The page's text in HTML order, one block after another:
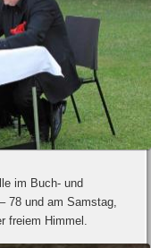
im Buch- und
78 und am Samstag,
freiem Himmel.